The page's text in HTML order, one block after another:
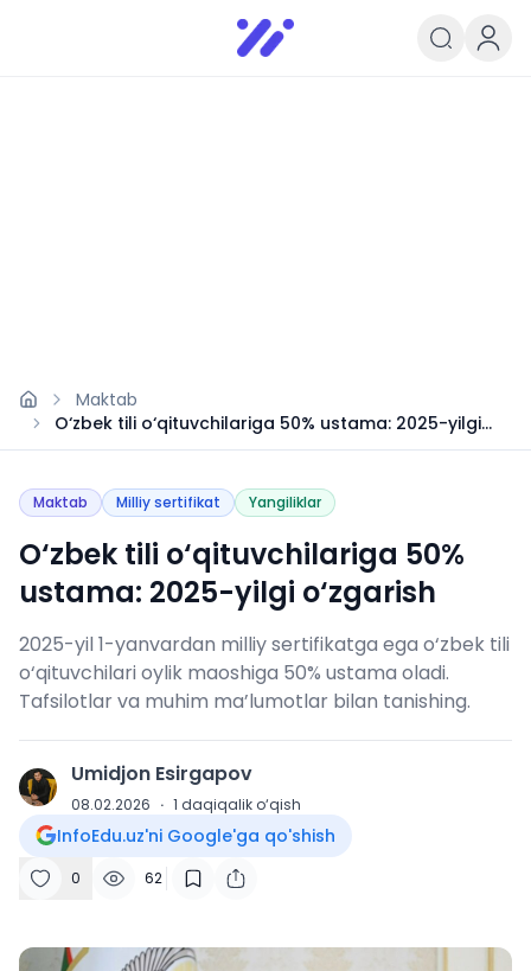
Infoedu
Ta&#039;lim xabarlari va
Maktab
O‘zbek tili o‘qituvchilariga 50% ustama: 2025-yilgi
o‘zgarish
Maktab Milliy sertifikat Yangiliklar
O‘zbek tili o‘qituvchilariga 50%
ustama: 2025-yilgi o‘zgarish
2025-yil 1-yanvardan milliy sertifikatga ega o‘zbek tili
o‘qituvchilari oylik maoshiga 50% ustama oladi.
Tafsilotlar va muhim ma’lumotlar bilan tanishing.
U Umidjon Esirgapov
08.02.2026 · 1 daqiqalik o‘qish
InfoEdu.uz'ni Google'ga qo'shish
0 62